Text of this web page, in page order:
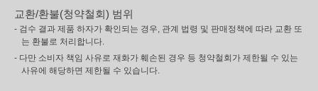
교환/환불(청약철회) 범위
- 검수 결과 제품 하자가 확인되는 경우, 관계 법령 및 판매정책에 따라 교환 또
는 환불로 처리합니다.
- 다만 소비자 책임 사유로 재화가 훼손된 경우 등 청약철회가 제한될 수 있는
사유에 해당하면 제한될 수 있습니다.